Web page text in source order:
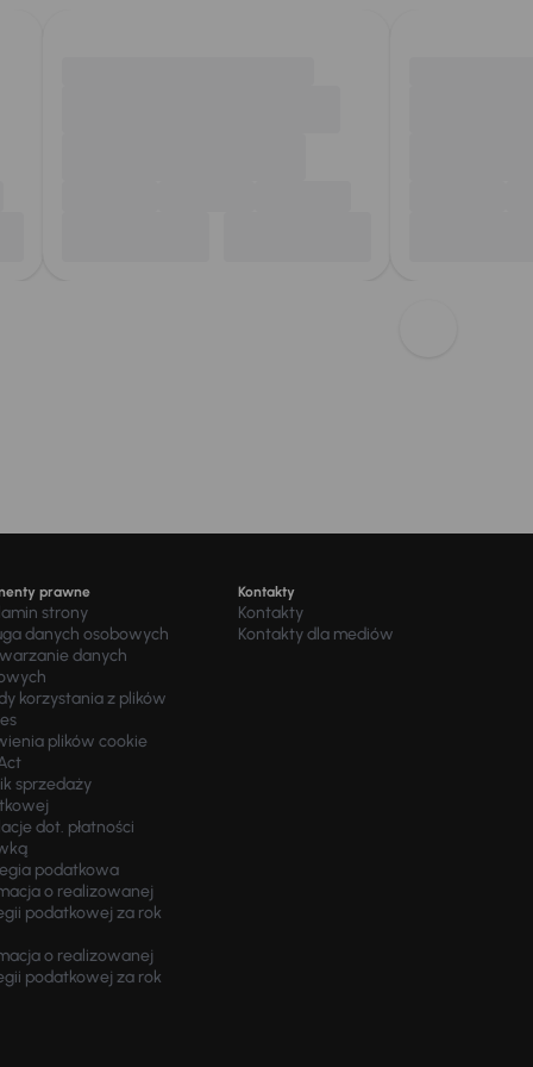
prawne
strony
danych osobowych
danych
korzystania z plików
plików cookie
sprzedaży
dot. płatności
podatkowa
o realizowanej
podatkowej za rok
o realizowanej
podatkowej za rok
Kontakty
Kontakty
Kontakty dla mediów